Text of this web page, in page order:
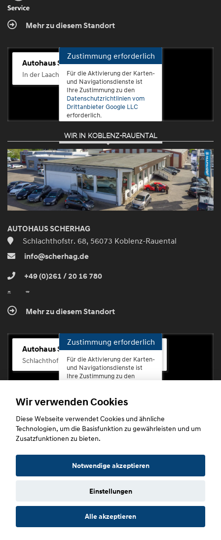
Mehr zu diesem Standort
Autohaus Scherhag
In der Laach 76, 56072 Koblenz-Güls
Zustimmung erforderlich
Für die Aktivierung der Karten-
und Navigationsdienste ist
Ihre Zustimmung zu den
Datenschutzrichtlinien vom
Drittanbieter Google LLC
erforderlich.
Zustimmen
und
aktivieren
WIR IN KOBLENZ-RAUENTAL
AUTOHAUS SCHERHAG
Schlachthofstr. 68, 56073 Koblenz-Rauental
info@scherhag.de
+49 (0)261 / 20 16 780
Mehr zu diesem Standort
Autohaus Scherhag
Schlachthofstr. 68, 56073 Koblenz-Rauental
Zustimmung erforderlich
Für die Aktivierung der Karten-
und Navigationsdienste ist
Ihre Zustimmung zu den
erforderlich.
Zustimmen
Copyright © 2026. Autohaus Scherhag
Datenschutz Impressum
Wir verwenden Cookies
Diese Webseite verwendet Cookies und ähnliche
Technologien, um die Basisfunktion zu gewährleisten und um
Zusatzfunktionen zu bieten.
Notwendige akzeptieren
Einstellungen
Alle akzeptieren